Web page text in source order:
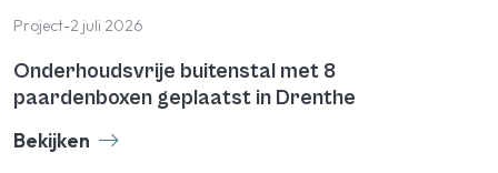
Project-2 juli 2026
Onderhoudsvrije buitenstal met 8
paardenboxen geplaatst in Drenthe
Bekijken